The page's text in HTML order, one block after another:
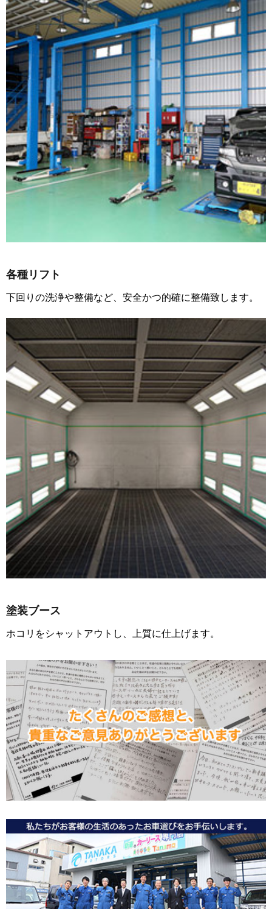
各種リフト
下回りの洗浄や整備など、安全かつ的確に整備致します。
塗装ブース
ホコリをシャットアウトし、上質に仕上げます。